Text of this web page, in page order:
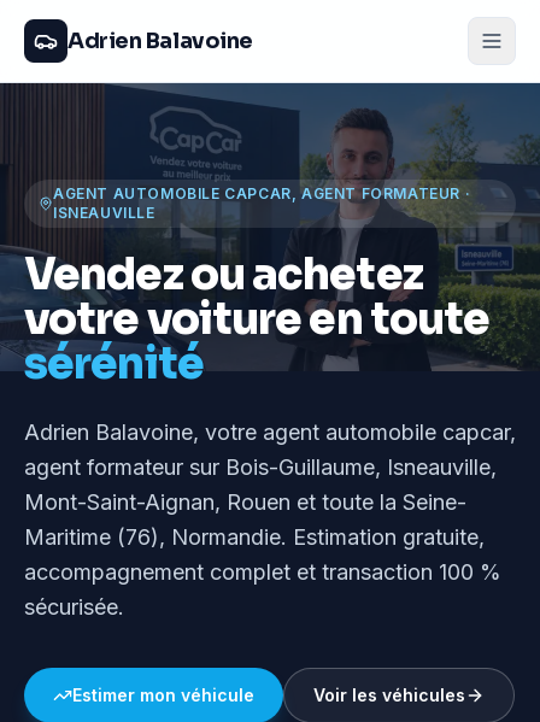
Adrien Balavoine
AGENT AUTOMOBILE CAPCAR, AGENT FORMATEUR ·
ISNEAUVILLE
Vendez ou achetez
votre voiture en toute
sérénité
Adrien Balavoine, votre agent automobile capcar,
agent formateur sur Bois-Guillaume, Isneauville,
Mont-Saint-Aignan, Rouen et toute la Seine-
Maritime (76), Normandie. Estimation gratuite,
accompagnement complet et transaction 100 %
sécurisée.
Estimer mon véhicule Voir les véhicules